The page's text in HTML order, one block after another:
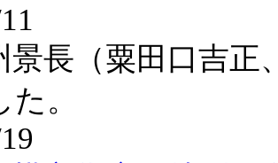
景長（粟田口吉正
。